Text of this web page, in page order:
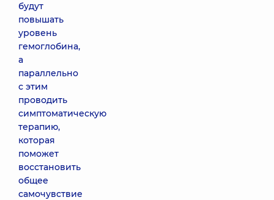
будут
повышать
уровень
гемоглобина,
а
параллельно
с этим
проводить
симптоматическую
терапию,
которая
поможет
восстановить
общее
самочувствие